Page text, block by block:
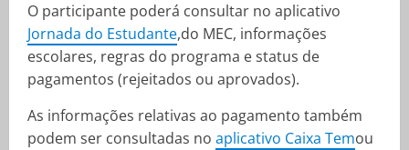
O participante poderá consultar no aplicativo
Jornada do Estudante,do MEC, informações
escolares, regras do programa e status de
pagamentos (rejeitados ou aprovados).
As informações relativas ao pagamento também
podem ser consultadas no aplicativo Caixa Temou